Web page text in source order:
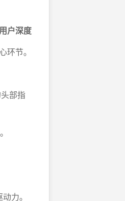
户深度
环节。
部指
力。